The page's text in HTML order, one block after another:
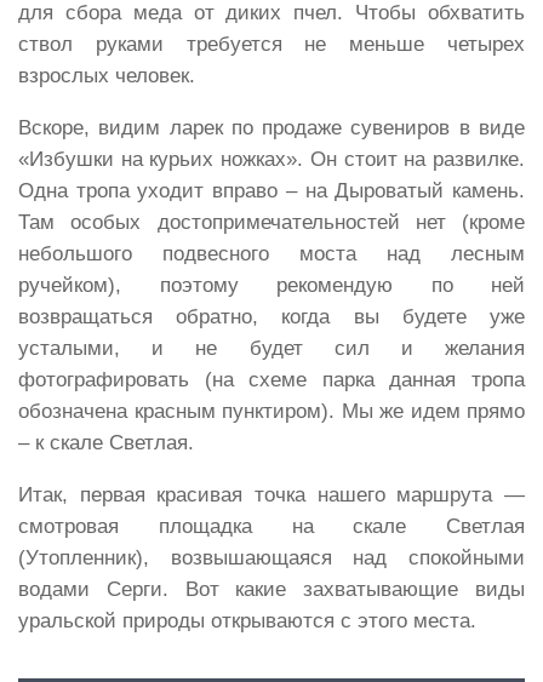
для сбора меда от диких пчел. Чтобы обхватить
ствол руками требуется не меньше четырех
взрослых человек.
Вскоре, видим ларек по продаже сувениров в виде
«Избушки на курьих ножках». Он стоит на развилке.
Одна тропа уходит вправо – на Дыроватый камень.
Там особых достопримечательностей нет (кроме
небольшого подвесного моста над лесным
ручейком), поэтому рекомендую по ней
возвращаться обратно, когда вы будете уже
усталыми, и не будет сил и желания
фотографировать (на схеме парка данная тропа
обозначена красным пунктиром). Мы же идем прямо
– к скале Светлая.
Итак, первая красивая точка нашего маршрута —
смотровая площадка на скале Светлая
(Утопленник), возвышающаяся над спокойными
водами Серги. Вот какие захватывающие виды
уральской природы открываются с этого места.